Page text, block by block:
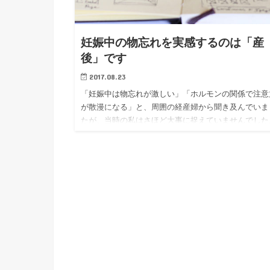
妊娠中の物忘れを実感するのは「産
後」です
2017.08.23
「妊娠中は物忘れが激しい」「ホルモンの関係で注意
が散漫になる」と、周囲の経産婦から聞き及んでいま
たが、当時の私はさほど大事に捉えていませんでした